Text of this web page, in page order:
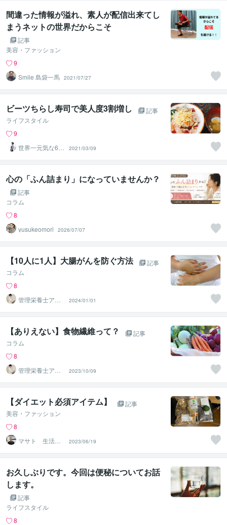
間違った情報が溢れ、素人が配信出来てし
まうネットの世界だからこそ
記事
美容・ファッション
9
Smile 島袋一馬 2021/07/27
ビーツちらし寿司で美人度3割増し
記事
ライフスタイル
9
世界一元気な60
歳♪ 藤野もえ
2021/03/09
心の「ふん詰まり」になっていませんか？
記事
コラム
8
yusukeomori
2026/07/07
【10人に1人】大腸がんを防ぐ方法
記事
コラム
8
管理栄養士アオ
イ 村中一帆ママ
が楽する食
2024/01/01
【ありえない】食物繊維って？
記事
コラム
8
管理栄養士アオ
イ 村中一帆ママ
が楽する食
2023/10/09
【ダイエット必須アイテム】
記事
美容・ファッション
8
マサト 生活習
慣改善パーソナ
ルトレーナー
2023/06/19
お久しぶりです。今回は便秘についてお話
します。
記事
ライフスタイル
8